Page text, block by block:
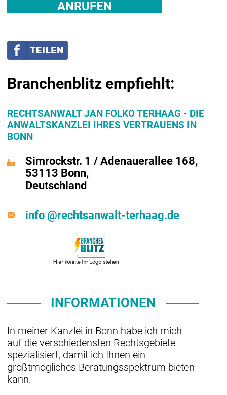
ANRUFEN
Branchenblitz empfiehlt:
RECHTSANWALT JAN FOLKO TERHAAG - DIE
ANWALTSKANZLEI IHRES VERTRAUENS IN
BONN
Simrockstr. 1 / Adenauerallee 168,
53113 Bonn,
Deutschland
info @rechtsanwalt-terhaag.de
INFORMATIONEN
In meiner Kanzlei in Bonn habe ich mich
auf die verschiedensten Rechtsgebiete
spezialisiert, damit ich Ihnen ein
größtmögliches Beratungsspektrum bieten
kann.